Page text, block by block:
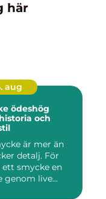
här
aug
ödeshög
och
är mer än
detalj. För
smycke en
genom live...